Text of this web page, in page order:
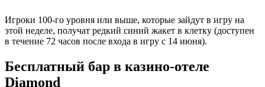
Игроки 100-го уровня или выше, которые зайдут в игру на
этой неделе, получат редкий синий жакет в клетку (доступен
в течение 72 часов после входа в игру с 14 июня).
Бесплатный бар в казино-отеле
Diamond